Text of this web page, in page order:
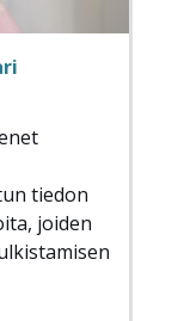
tiedon
joiden